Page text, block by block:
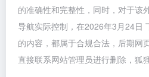
的准确性和完整性，同时，对于该
导航实际控制，在2026年3月24日
的内容，都属于合规合法，后期网
直接联系网站管理员进行删除，狐